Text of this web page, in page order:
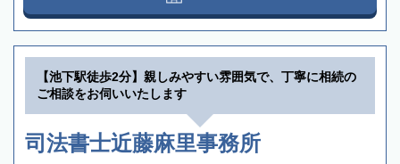
【池下駅徒歩2分】親しみやすい雰囲気で、丁寧に相続の
ご相談をお伺いいたします
司法書士近藤麻里事務所